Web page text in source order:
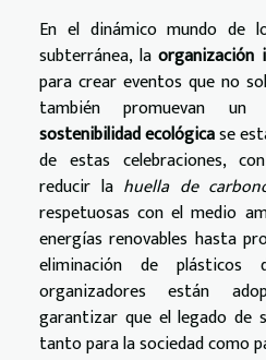
En el dinámico mundo de
subterránea, laorganización
para crear eventos que no
también promuevan
sostenibilidad ecológicase
de estas celebraciones,
reducir la huella de
respetuosas con el medio
energías renovables hasta
eliminación de
organizadores están
garantizar que el legado de
tanto para la sociedad como